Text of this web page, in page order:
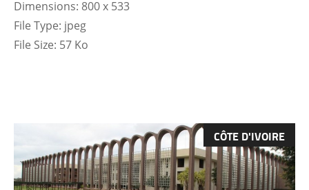
Dimensions: 800 x 533
File Type: jpeg
File Size: 57 Ko
CÔTE D'IVOIRE